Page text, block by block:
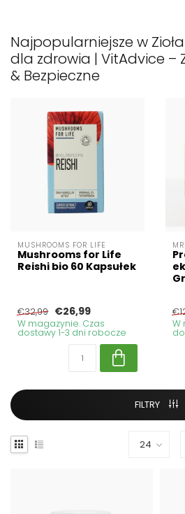
Najpopularniejsze w
dla zdrowia | VitAdvice –
& Bezpieczne
MUSHROOMS FOR LIFE
Mushrooms for Life
Reishi bio 60 Kapsułek
€32,99 €26,99
W magazynie. Czas
dostawy 1-3 dni robocze
W
FILTRY